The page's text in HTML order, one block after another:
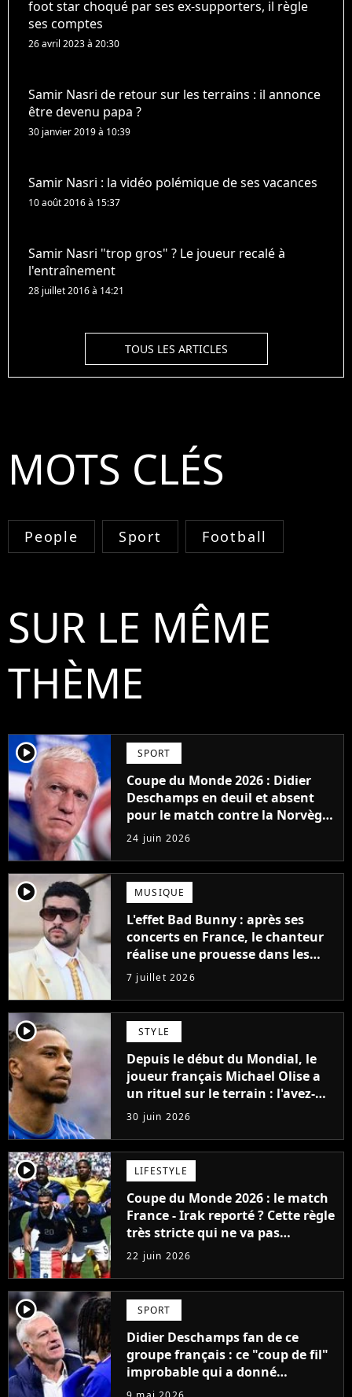
foot star choqué par ses ex-supporters, il règle
ses comptes
26 avril 2023 à 20:30
Samir Nasri de retour sur les terrains : il annonce
être devenu papa ?
30 janvier 2019 à 10:39
Samir Nasri : la vidéo polémique de ses vacances
10 août 2016 à 15:37
Samir Nasri "trop gros" ? Le joueur recalé à
l'entraînement
28 juillet 2016 à 14:21
TOUS LES ARTICLES
MOTS CLÉS
People Sport Football
SUR LE MÊME
THÈME
player2 SPORT
Coupe du Monde 2026 : Didier
Deschamps en deuil et absent
pour le match contre la Norvège,
que prévoit le protocole ?
24 juin 2026
player2 MUSIQUE
L'effet Bad Bunny : après ses
concerts en France, le chanteur
réalise une prouesse dans les
charts français
7 juillet 2026
player2 STYLE
Depuis le début du Mondial, le
joueur français Michael Olise a
un rituel sur le terrain : l'avez-
vous repéré ?
30 juin 2026
player2 LIFESTYLE
Coupe du Monde 2026 : le match
France - Irak reporté ? Cette règle
très stricte qui ne va pas
arranger les supporters français
22 juin 2026
player2 SPORT
Didier Deschamps fan de ce
groupe français : ce "coup de fil"
improbable qui a donné
naissance à l'hymne des Bleus